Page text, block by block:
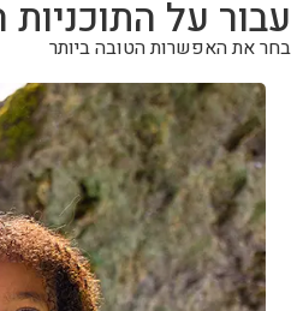
עבור על
בחר את האפשרות הטובה ביותר